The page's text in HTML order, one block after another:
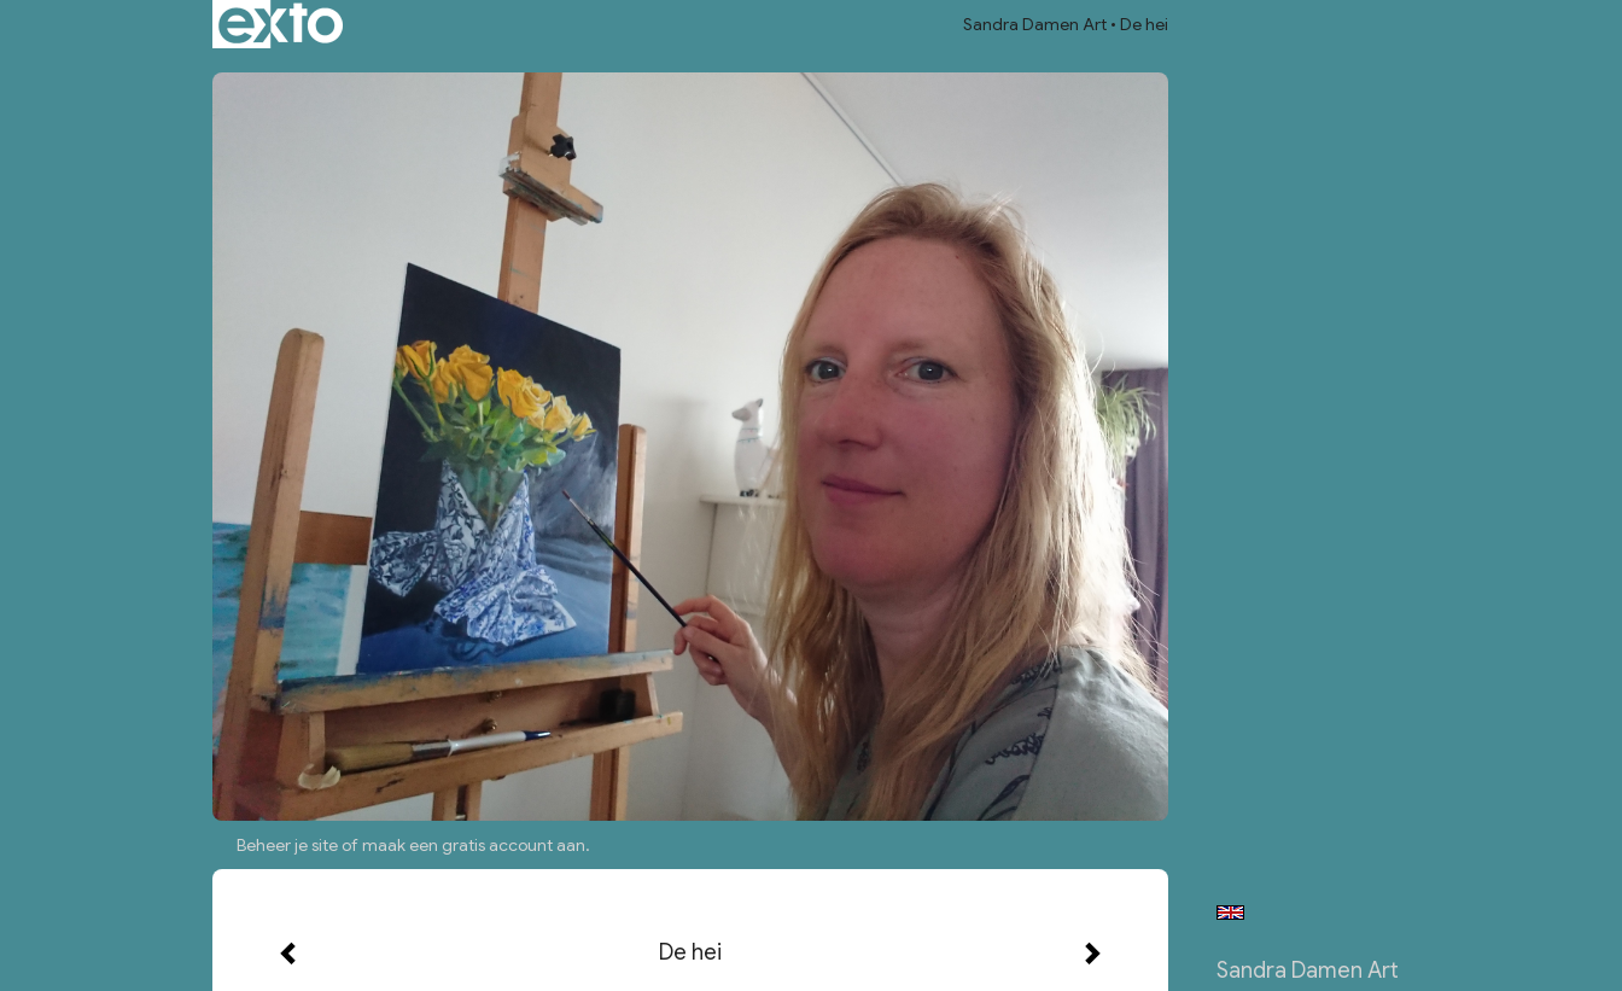
Sandra Damen Art De hei
Beheer je site ofmaak een gratis account aan.
De hei
Sandra Damen Art